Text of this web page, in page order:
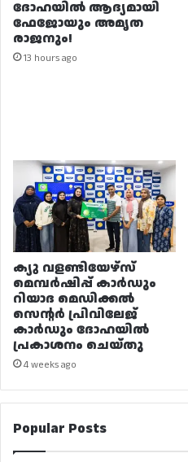
ദോഹയിൽ ആദ്യമായി
ഫേജോയും അമൃത
രാജനും!
13 hours ago
ക്യു വളണ്ടിയേഴ്‌സ്
മെമ്പർഷിപ്പ് കാർഡും
റിയാദ മെഡിക്കൽ
സെന്റർ പ്രിവിലേജ്
കാർഡും ദോഹയിൽ
പ്രകാശനം ചെയ്തു
4 weeks ago
Popular Posts